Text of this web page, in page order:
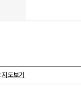
지도보기